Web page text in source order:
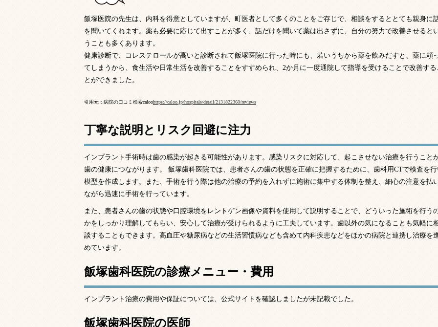
飯塚医院の先生は、内科を得意としていますが、町医者として多くのことをご存じで、相談をするととても親身に
を聞いてくれます。薬も必要に応じて出すことが多く、話だけを聞いて薬は出さずに、自分の努力で改善させると
うことも多くあります。
健康診断で、コレステロールが高いと診断されて飯塚医院に行った時にも、若いうちから薬を飲みだすと、薬に頼
てしまうから、食生活や日常生活を改善することをすすめられ、2か月に一度通院して指導を受けることで改善する
とができました。
引用元：病院の口コミ検索caloohttps://caloo.jp/hospitals/detail/2131822360/reviews
丁寧な説明とリスク回避に注力
インプラント手術時は歯の感染が起きる可能性があります。感染リスクに対応して、起こさせない治療を行うこと
歯の健康につながります。 飯塚歯科医院では、患者さんの歯の状態を正確に把握するために、歯科用CTで検査を
模型を作成します。また、手術を行う際は他の治療の予約を入れずに施術に集中する体制を整え、細心の注意を払
ながら迅速に手術を行っています。
また、患者さんの歯の状態や口腔環境をレントゲン画像や資料を使用して説明することで、どういった施術を行う
かをしっかり理解してもらい、安心して治療が受けられるように工夫しています。歯以外の気になることも気軽に
談することもできます。高血圧や糖尿病などの生活習慣病なども含めて内科疾患などをほかの病院と連携し治療を
めています。
飯塚歯科医院の診療メニュー・費用
インプラント治療の費用や保証については、公式サイトを確認しましたが未記載でした。
飯塚歯科医院の医師